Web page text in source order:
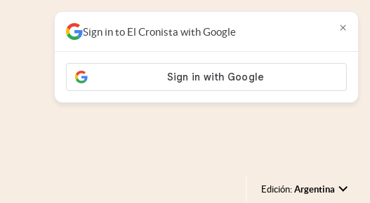
Edición: Argentina
Sign in to El Cronista with Google ×